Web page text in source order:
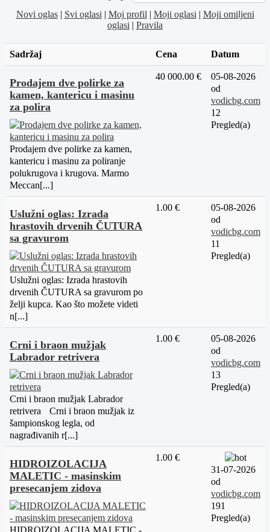
Novi oglas| Svi oglasi | Moj profil | Moji oglasi | Moji omiljeni
oglasi | Pravila
Sadržaj Cena Datum
Prodajem dve polirke za
kamen, kantericu i masinu
za polira
Prodajem dve polirke za kamen,
kantericu i masinu za poliranje
polukrugova i krugova. Marmo
Meccan[...]
40 000.00 €
05-08-2026
od
vodicbg.com
12
Pregled(a)
Uslužni oglas: Izrada
hrastovih drvenih ČUTURA
sa gravurom
Uslužni oglas: Izrada hrastovih
drvenih ČUTURA sa gravurom po
želji kupca. Kao što možete videti
n[...]
1.00 €
05-08-2026
od
vodicbg.com
11
Pregled(a)
Crni i braon mužjak
Labrador retrivera
Crni i braon mužjak Labrador
retrivera Crni i braon mužjak iz
šampionskog legla, od
nagrađivanih r[...]
1.00 €
05-08-2026
od
vodicbg.com
13
Pregled(a)
HIDROIZOLACIJA
MALETIC - masinskim
presecanjem zidova
HIDROIZOLACIJA MALETIC -
1.00 €
31-07-2026
od
vodicbg.com
191
Pregled(a)